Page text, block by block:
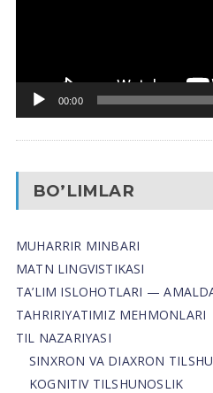
00:00
BO’LIMLAR
MUHARRIR MINBARI
MATN LINGVISTIKASI
TA’LIM ISLOHOTLARI —
TAHRIRIYATIMIZ MEHMONLARI
TIL NAZARIYASI
SINXRON VA DIAXRON
KOGNITIV TILSHUNOSLIK